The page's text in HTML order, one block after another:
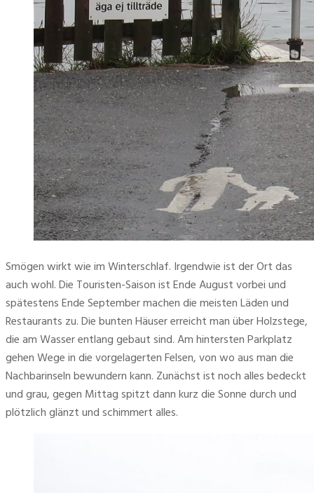
Smögen wirkt wie im Winterschlaf. Irgendwie ist der Ort das
auch wohl. Die Touristen-Saison ist Ende August vorbei und
spätestens Ende September machen die meisten Läden und
Restaurants zu. Die bunten Häuser erreicht man über Holzstege,
die am Wasser entlang gebaut sind. Am hintersten Parkplatz
gehen Wege in die vorgelagerten Felsen, von wo aus man die
Nachbarinseln bewundern kann. Zunächst ist noch alles bedeckt
und grau, gegen Mittag spitzt dann kurz die Sonne durch und
plötzlich glänzt und schimmert alles.